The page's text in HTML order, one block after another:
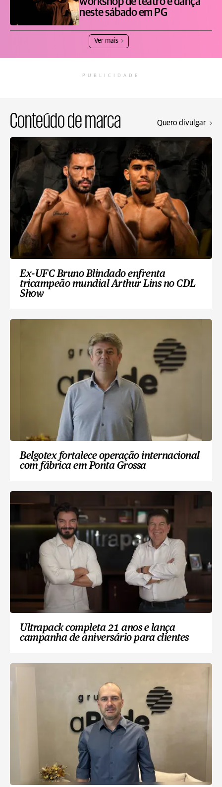
neste sábado em PG
Ver mais
PUBLICIDADE
Conteúdo de marca Quero divulgar
Ex-UFC Bruno Blindado enfrenta
tricampeão mundial Arthur Lins no CDL
Show
Belgotex fortalece operação internacional
com fábrica em Ponta Grossa
Ultrapack completa 21 anos e lança
campanha de aniversário para clientes